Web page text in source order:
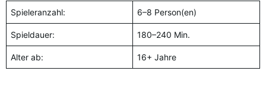
Spieleranzahl: 6–8 Person(en)
Spieldauer: 180–240 Min.
Alter ab: 16+ Jahre